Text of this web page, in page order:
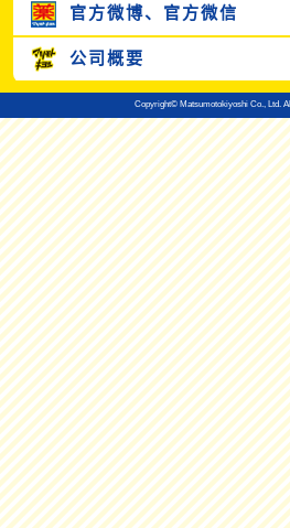
官方微博、 官方微信
公司概要
Copyright© Matsumotokiyoshi Co., Ltd.